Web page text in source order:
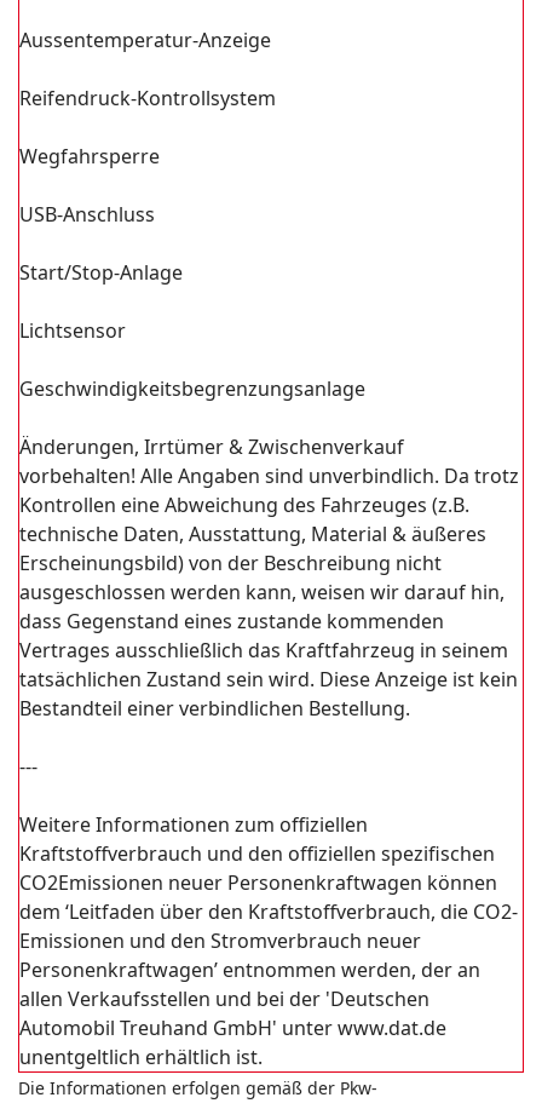
Aussentemperatur-Anzeige
Reifendruck-Kontrollsystem
Wegfahrsperre
USB-Anschluss
Start/Stop-Anlage
Lichtsensor
Geschwindigkeitsbegrenzungsanlage
Änderungen, Irrtümer & Zwischenverkauf
vorbehalten! Alle Angaben sind unverbindlich. Da trotz
Kontrollen eine Abweichung des Fahrzeuges (z.B.
technische Daten, Ausstattung, Material & äußeres
Erscheinungsbild) von der Beschreibung nicht
ausgeschlossen werden kann, weisen wir darauf hin,
dass Gegenstand eines zustande kommenden
Vertrages ausschließlich das Kraftfahrzeug in seinem
tatsächlichen Zustand sein wird. Diese Anzeige ist kein
Bestandteil einer verbindlichen Bestellung.
---
Weitere Informationen zum offiziellen
Kraftstoffverbrauch und den offiziellen spezifischen
CO2Emissionen neuer Personenkraftwagen können
dem ‘Leitfaden über den Kraftstoffverbrauch, die CO2-
Emissionen und den Stromverbrauch neuer
Personenkraftwagen’ entnommen werden, der an
allen Verkaufsstellen und bei der 'Deutschen
Automobil Treuhand GmbH' unter www.dat.de
unentgeltlich erhältlich ist.
Die Informationen erfolgen gemäß der Pkw-